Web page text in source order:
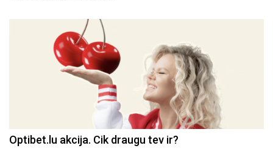
Optibet.lu akcija. Cik draugu tev ir?